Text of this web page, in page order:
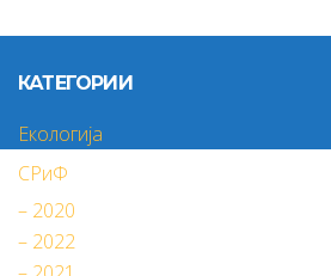
КАТЕГОРИИ
Екологија
СРиФ
– 2020
– 2022